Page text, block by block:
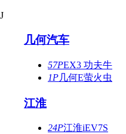
J
几何汽车
57PEX3 功夫牛
1P几何E萤火虫
江淮
24P江淮iEV7S